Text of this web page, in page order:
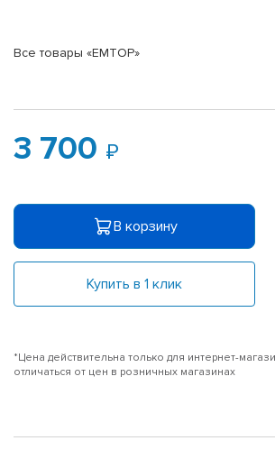
Все товары «EMTOP»
3 700
В корзину
Купить в 1 клик
*Цена действительна только для интернет-
отличаться от цен в розничных магазинах